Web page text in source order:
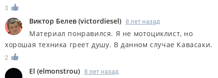
3
Виктор Белев (victordiesel) 8 лет назад
Материал понравился. Я не мотоциклист, но
хорошая техника греет душу. В данном случае Кавасаки.
2
El (elmonstrou) 8 лет назад